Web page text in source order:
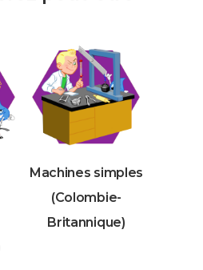
Machines simples
(Colombie-
Britannique)